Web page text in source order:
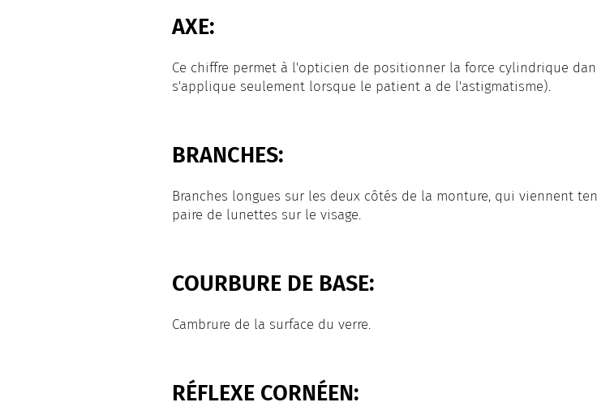
AXE:
Ce chiffre permet à l'opticien de positionner la force cylindrique
s'applique seulement lorsque le patient a de l'astigmatisme).
BRANCHES:
Branches longues sur les deux côtés de la monture, qui viennent
paire de lunettes sur le visage.
COURBURE DE BASE:
Cambrure de la surface du verre.
RÉFLEXE CORNÉEN: